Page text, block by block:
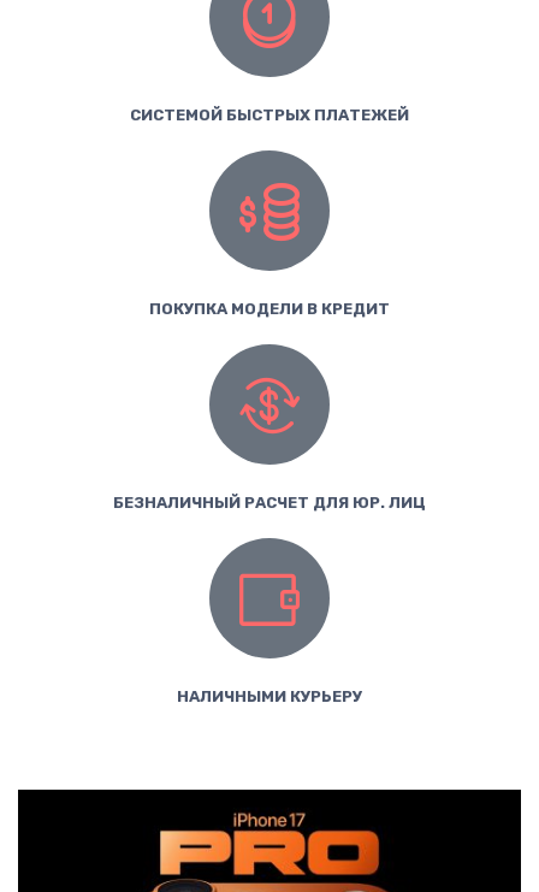
СИСТЕМОЙ БЫСТРЫХ ПЛАТЕЖЕЙ
ПОКУПКА МОДЕЛИ В КРЕДИТ
БЕЗНАЛИЧНЫЙ РАСЧЕТ ДЛЯ ЮР. ЛИЦ
НАЛИЧНЫМИ КУРЬЕРУ